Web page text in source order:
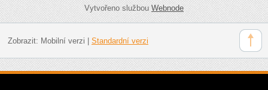
Vytvořeno službouWebnode
Zobrazit: Mobilní verzi Standardní verzi